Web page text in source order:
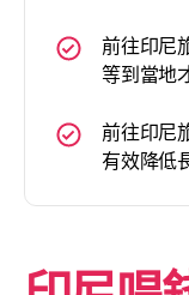
前往印尼
等到當地
前往印尼
有效降低